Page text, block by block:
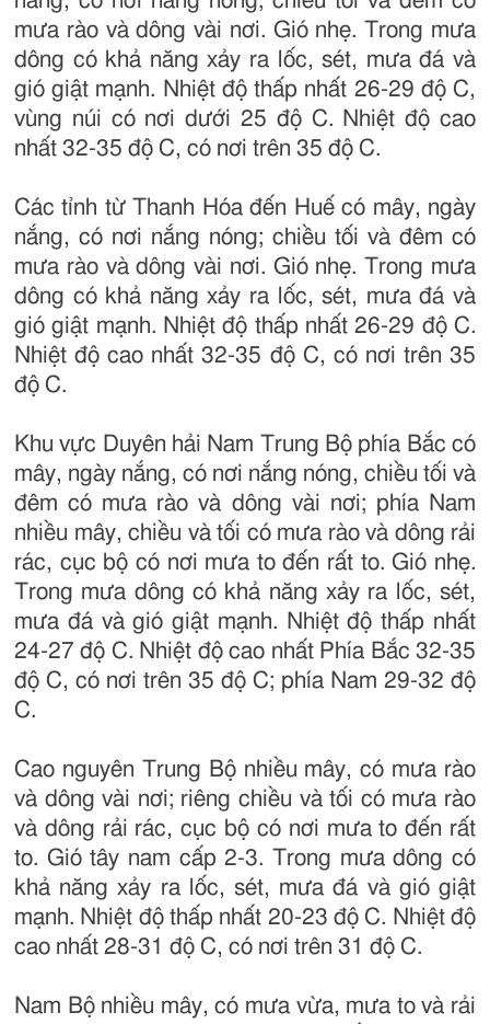
mưa rào và dông vài nơi. Gió nhẹ. Trong mưa
dông có khả năng xảy ra lốc, sét, mưa đá và
gió giật mạnh. Nhiệt độ thấp nhất 26-29 độ C,
vùng núi có nơi dưới 25 độ C. Nhiệt độ cao
nhất 32-35 độ C, có nơi trên 35 độ C.
Các tỉnh từ Thanh Hóa đến Huế có mây, ngày
nắng, có nơi nắng nóng; chiều tối và đêm có
mưa rào và dông vài nơi. Gió nhẹ. Trong mưa
dông có khả năng xảy ra lốc, sét, mưa đá và
gió giật mạnh. Nhiệt độ thấp nhất 26-29 độ C.
Nhiệt độ cao nhất 32-35 độ C, có nơi trên 35
độ C.
Khu vực Duyên hải Nam Trung Bộ phía Bắc có
mây, ngày nắng, có nơi nắng nóng, chiều tối và
đêm có mưa rào và dông vài nơi; phía Nam
nhiều mây, chiều và tối có mưa rào và dông rải
rác, cục bộ có nơi mưa to đến rất to. Gió nhẹ.
Trong mưa dông có khả năng xảy ra lốc, sét,
mưa đá và gió giật mạnh. Nhiệt độ thấp nhất
24-27 độ C. Nhiệt độ cao nhất Phía Bắc 32-35
độ C, có nơi trên 35 độ C; phía Nam 29-32 độ
C.
Cao nguyên Trung Bộ nhiều mây, có mưa rào
và dông vài nơi; riêng chiều và tối có mưa rào
và dông rải rác, cục bộ có nơi mưa to đến rất
to. Gió tây nam cấp 2-3. Trong mưa dông có
khả năng xảy ra lốc, sét, mưa đá và gió giật
mạnh. Nhiệt độ thấp nhất 20-23 độ C. Nhiệt độ
cao nhất 28-31 độ C, có nơi trên 31 độ C.
Nam Bộ nhiều mây, có mưa vừa, mưa to và rải